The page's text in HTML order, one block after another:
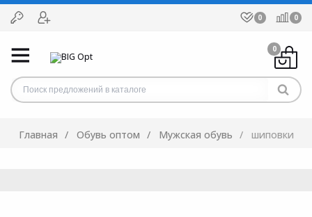
0 0
0
Главная Обувь оптом Мужская обувь шиповки